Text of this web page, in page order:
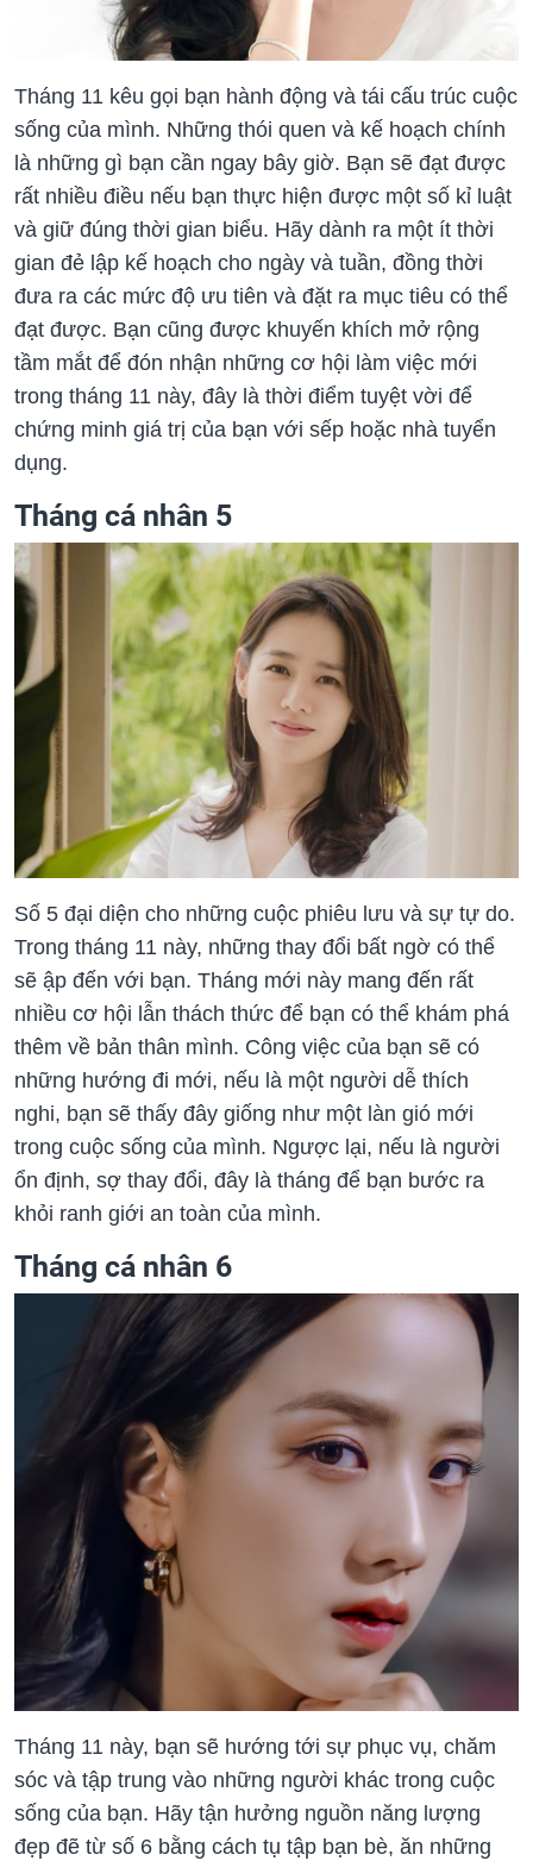
Tháng 11 kêu gọi bạn hành động và tái cấu trúc cuộc
sống của mình. Những thói quen và kế hoạch chính
là những gì bạn cần ngay bây giờ. Bạn sẽ đạt được
rất nhiều điều nếu bạn thực hiện được một số kỉ luật
và giữ đúng thời gian biểu. Hãy dành ra một ít thời
gian đẻ lập kế hoạch cho ngày và tuần, đồng thời
đưa ra các mức độ ưu tiên và đặt ra mục tiêu có thể
đạt được. Bạn cũng được khuyến khích mở rộng
tầm mắt để đón nhận những cơ hội làm việc mới
trong tháng 11 này, đây là thời điểm tuyệt vời để
chứng minh giá trị của bạn với sếp hoặc nhà tuyển
dụng.
Tháng cá nhân 5
Số 5 đại diện cho những cuộc phiêu lưu và sự tự do.
Trong tháng 11 này, những thay đổi bất ngờ có thể
sẽ ập đến với bạn. Tháng mới này mang đến rất
nhiều cơ hội lẫn thách thức để bạn có thể khám phá
thêm về bản thân mình. Công việc của bạn sẽ có
những hướng đi mới, nếu là một người dễ thích
nghi, bạn sẽ thấy đây giống như một làn gió mới
trong cuộc sống của mình. Ngược lại, nếu là người
ổn định, sợ thay đổi, đây là tháng để bạn bước ra
khỏi ranh giới an toàn của mình.
Tháng cá nhân 6
Tháng 11 này, bạn sẽ hướng tới sự phục vụ, chăm
sóc và tập trung vào những người khác trong cuộc
sống của bạn. Hãy tận hưởng nguồn năng lượng
đẹp đẽ từ số 6 bằng cách tụ tập bạn bè, ăn những